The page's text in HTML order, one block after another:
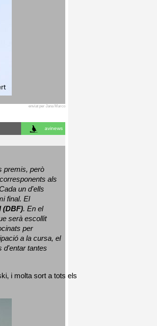
enviat per Jana Marco
avinews
premis, però
als
un d'ells
final.
El
(DBF). En el
serà escollit
per
a la cursa, el
d'entar tantes
i molta sort a tots els